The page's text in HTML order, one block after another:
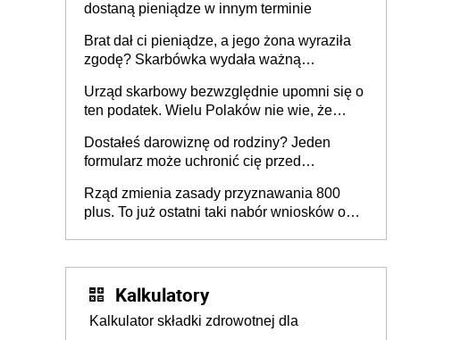
dostaną pieniądze w innym terminie
Brat dał ci pieniądze, a jego żona wyraziła
zgodę? Skarbówka wydała ważną
Urząd skarbowy bezwzględnie upomni się o
ten podatek. Wielu Polaków nie wie, że
oznacza kary
Dostałeś darowiznę od rodziny? Jeden
formularz może uchronić cię przed
Rząd zmienia zasady przyznawania 800
plus. To już ostatni taki nabór wniosków o
Kalkulatory
Kalkulator składki zdrowotnej dla